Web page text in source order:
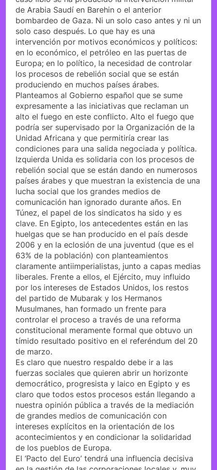
de Arabia Saudí en Barehin o el anterior
bombardeo de Gaza. Ni un solo caso antes y ni un
solo caso después. Lo que hay es una
intervención por motivos económicos y políticos:
en lo económico, el petróleo en las puertas de
Europa; en lo político, la necesidad de controlar
los procesos de rebelión social que se están
produciendo en muchos países árabes.
Planteamos al Gobierno español que se sume
expresamente a las iniciativas que reclaman un
alto el fuego en este conflicto. Alto el fuego que
podría ser supervisado por la Organización de la
Unidad Africana y que permitiría crear las
condiciones para una salida negociada y política.
Izquierda Unida es solidaria con los procesos de
rebelión social que se están dando en numerosos
países árabes y que muestran la existencia de una
lucha social que los grandes medios de
comunicación han ignorado durante años. En
Túnez, el papel de los sindicatos ha sido y es
clave. En Egipto, los antecedentes están en las
huelgas que se han producido en el país desde
2006 y en la eclosión de una juventud (que es el
63% de la población) con planteamientos
claramente antiimperialistas, junto a capas medias
liberales. Frente a ellos, el Ejército, muy influido
por los intereses de Estados Unidos, los restos
del partido de Mubarak y los Hermanos
Musulmanes, han formado un frente para
controlar el proceso a través de una reforma
constitucional meramente formal que obtuvo un
tímido resultado positivo en el referéndum del 20
de marzo.
Es claro que nuestro respaldo debe ir a las
fuerzas sociales que quieren abrir un horizonte
democrático, progresista y laico en Egipto y es
claro que todos estos procesos están llegando a
nuestra opinión pública a través de la mediación
de grandes medios de comunicación con
intereses explícitos en la orientación de los
acontecimientos y en condicionar la solidaridad
de los pueblos de Europa.
El ‘Pacto del Euro’ tendrá una influencia decisiva